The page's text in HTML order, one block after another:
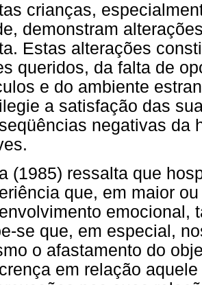
crianças,
demonstram
Estas alterações
queridos, da falta de
e do ambiente
a satisfação das
negativas da
(1985) ressalta que
que, em maior
emocional,
se que, em especial,
o afastamento do
em relação